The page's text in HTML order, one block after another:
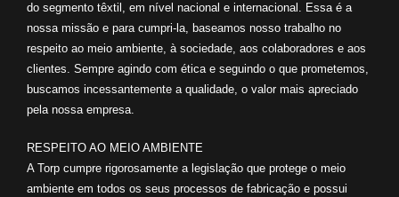
do segmento têxtil, em nível nacional e internacional. Essa é a
nossa missão e para cumpri-la, baseamos nosso trabalho no
respeito ao meio ambiente, à sociedade, aos colaboradores e aos
clientes. Sempre agindo com ética e seguindo o que prometemos,
buscamos incessantemente a qualidade, o valor mais apreciado
pela nossa empresa.
RESPEITO AO MEIO AMBIENTE
A Torp cumpre rigorosamente a legislação que protege o meio
ambiente em todos os seus processos de fabricação e possui